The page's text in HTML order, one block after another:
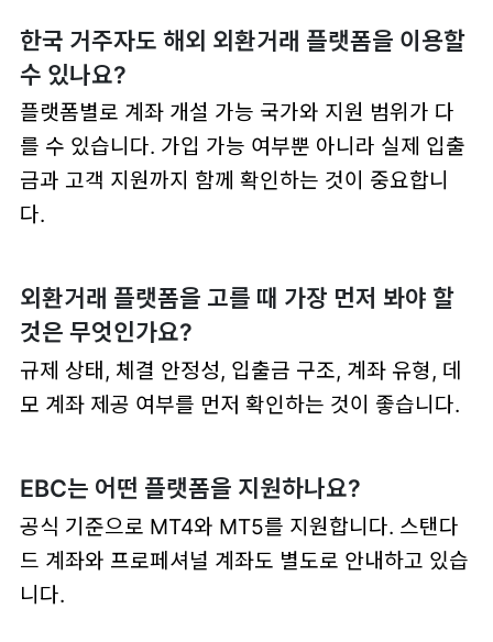
한국 거주자도 해외 외환거래 플랫폼을 이용할
수 있나요?
플랫폼별로 계좌 개설 가능 국가와 지원 범위가 다
를 수 있습니다. 가입 가능 여부뿐 아니라 실제 입출
금과 고객 지원까지 함께 확인하는 것이 중요합니
다.
외환거래 플랫폼을 고를 때 가장 먼저 봐야 할
것은 무엇인가요?
규제 상태, 체결 안정성, 입출금 구조, 계좌 유형, 데
모 계좌 제공 여부를 먼저 확인하는 것이 좋습니다.
EBC는 어떤 플랫폼을 지원하나요?
공식 기준으로 MT4와 MT5를 지원합니다. 스탠다
드 계좌와 프로페셔널 계좌도 별도로 안내하고 있습
니다.